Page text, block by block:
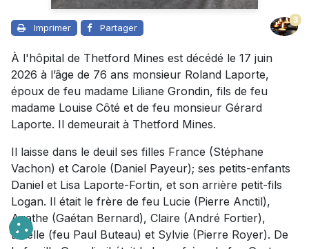
Imprimer Partager
3
À l'hôpital de Thetford Mines est décédé le 17 juin
2026 à l’âge de 76 ans monsieur Roland Laporte,
époux de feu madame Liliane Grondin, fils de feu
madame Louise Côté et de feu monsieur Gérard
Laporte. Il demeurait à Thetford Mines.
Il laisse dans le deuil ses filles France (Stéphane
Vachon) et Carole (Daniel Payeur); ses petits-enfants
Daniel et Lisa Laporte-Fortin, et son arrière petit-fils
Logan. Il était le frère de feu Lucie (Pierre Anctil),
Agathe (Gaétan Bernard), Claire (André Fortier),
Estelle (feu Paul Buteau) et Sylvie (Pierre Royer). De